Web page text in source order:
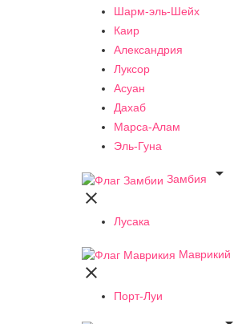
Шарм-эль-Шейх
Каир
Александрия
Луксор
Асуан
Дахаб
Марса-Алам
Эль-Гуна
Замбия


Лусака
Маврикий

Порт-Луи